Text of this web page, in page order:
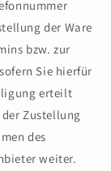
der Ware
bzw. zur
Sie hierfür
erteilt
Zustellung
des
weiter.